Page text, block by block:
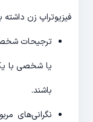
فیزیوتراپ زن داشته
ترجیحات
یا شخصی با
باشند.
نگرانی‌های